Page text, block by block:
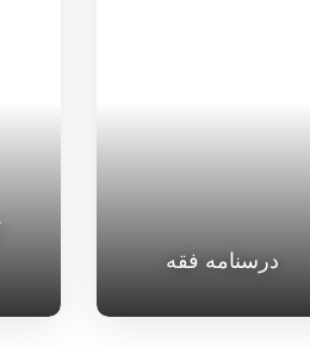
درسنامه فقه